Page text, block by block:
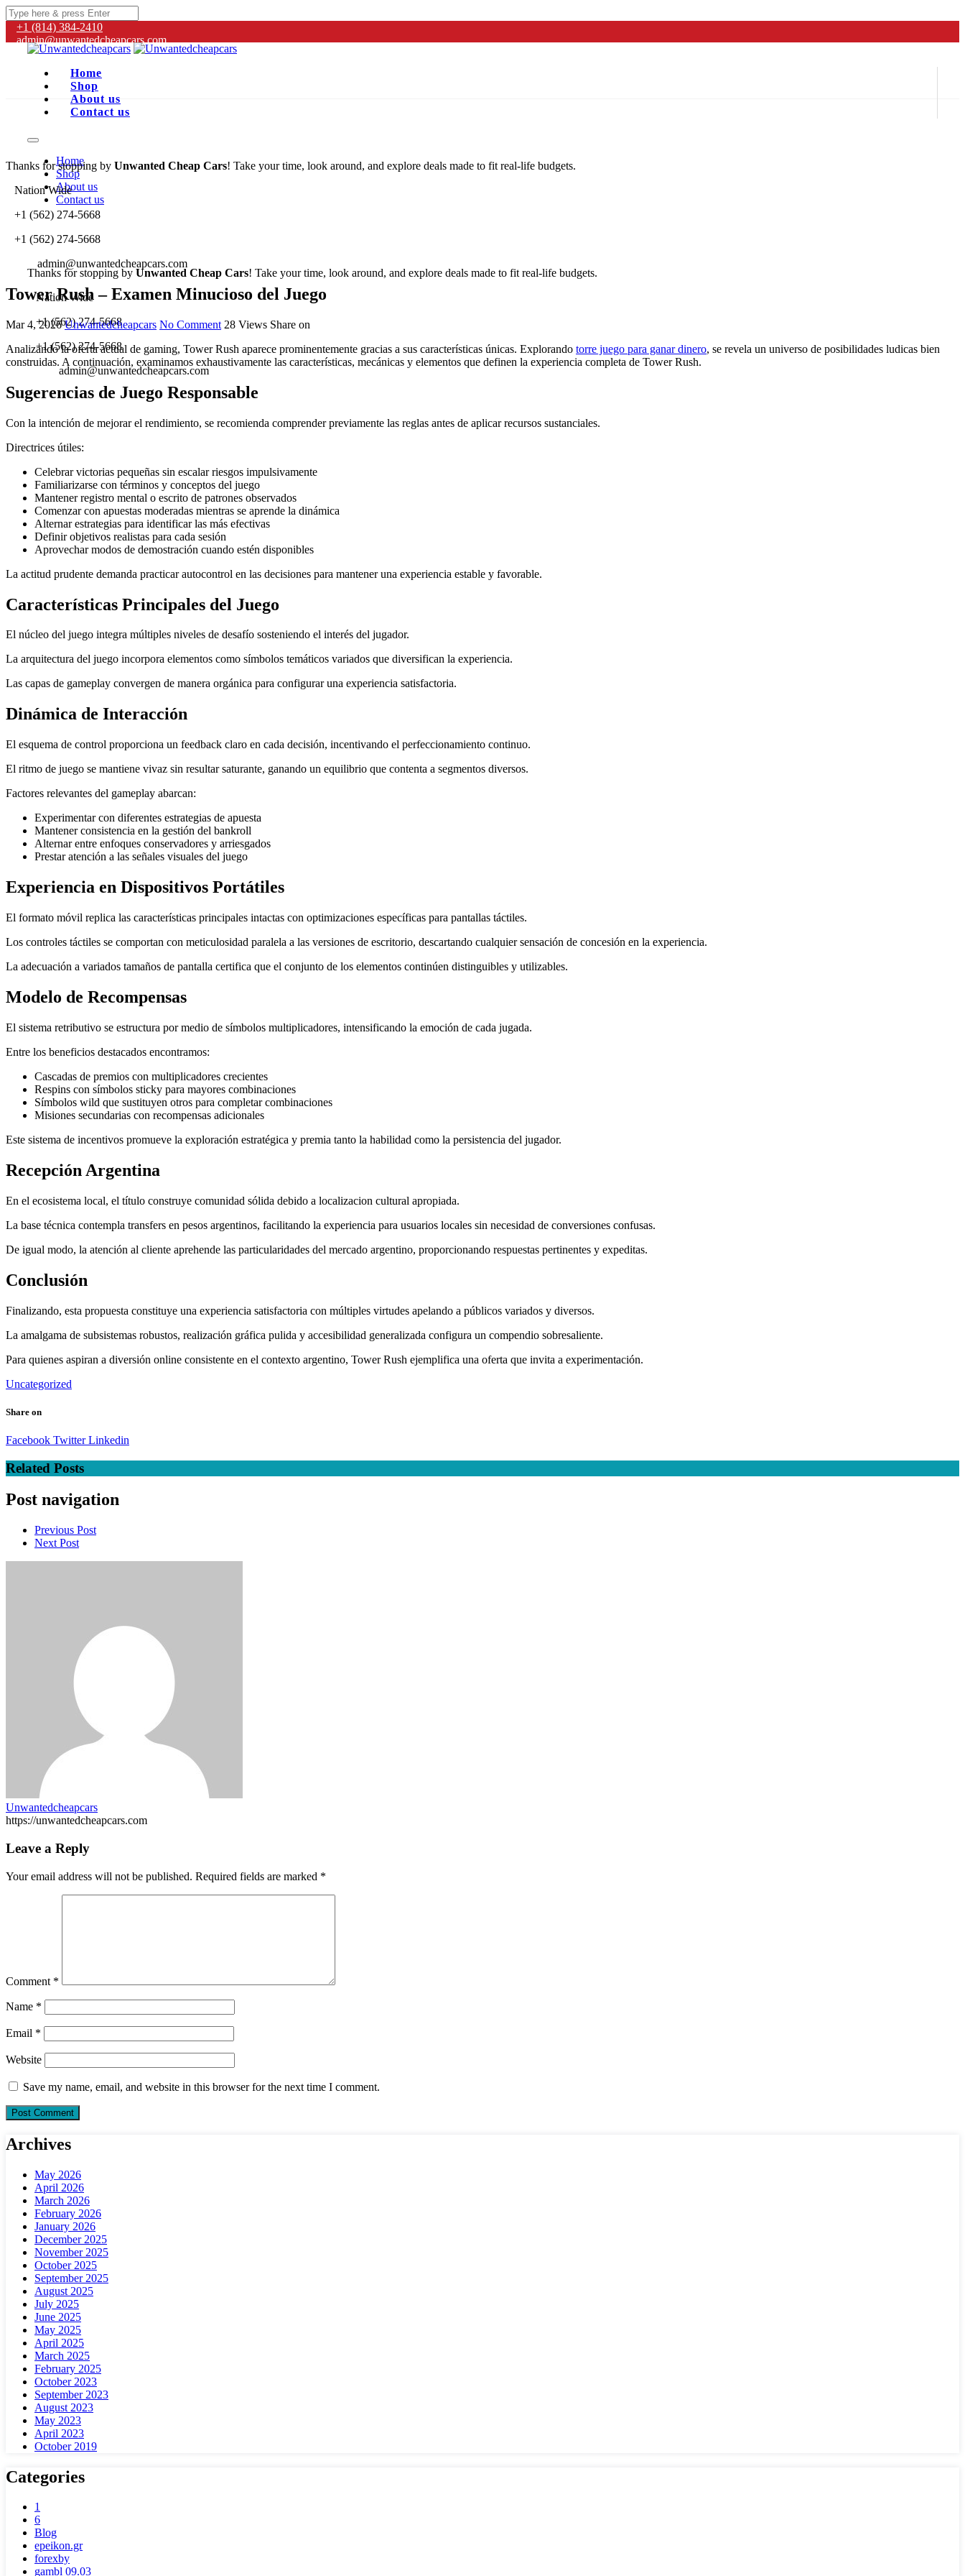
+1 (814) 384‑2410
admin@unwantedcheapcars.com
Home
Shop
About us
Contact us
Home
Shop
About us
Contact us
Thanks for stopping by Unwanted Cheap Cars! Take your time, look around, and explore deals made to fit real-life budgets.
Nation Wide
+1 (562) 274-5668
+1 (562) 274-5668
admin@unwantedcheapcars.com
Thanks for stopping by Unwanted Cheap Cars! Take your time, look around, and explore deals made to fit real-life budgets.
Nation Wide
+1 (562) 274-5668
+1 (562) 274-5668
admin@unwantedcheapcars.com
Tower Rush – Examen Minucioso del Juego
Mar 4, 2026 Unwantedcheapcars No Comment 28 Views Share on
Analizando la oferta actual de gaming, Tower Rush aparece prominentemente gracias a sus características únicas. Explorando torre juego para ganar dinero, se revela un universo de posibilidades ludicas bien
construidas. A continuación, examinamos exhaustivamente las características, mecánicas y elementos que definen la experiencia completa de Tower Rush.
Sugerencias de Juego Responsable
Con la intención de mejorar el rendimiento, se recomienda comprender previamente las reglas antes de aplicar recursos sustanciales.
Directrices útiles:
Celebrar victorias pequeñas sin escalar riesgos impulsivamente
Familiarizarse con términos y conceptos del juego
Mantener registro mental o escrito de patrones observados
Comenzar con apuestas moderadas mientras se aprende la dinámica
Alternar estrategias para identificar las más efectivas
Definir objetivos realistas para cada sesión
Aprovechar modos de demostración cuando estén disponibles
La actitud prudente demanda practicar autocontrol en las decisiones para mantener una experiencia estable y favorable.
Características Principales del Juego
El núcleo del juego integra múltiples niveles de desafío sosteniendo el interés del jugador.
La arquitectura del juego incorpora elementos como símbolos temáticos variados que diversifican la experiencia.
Las capas de gameplay convergen de manera orgánica para configurar una experiencia satisfactoria.
Dinámica de Interacción
El esquema de control proporciona un feedback claro en cada decisión, incentivando el perfeccionamiento continuo.
El ritmo de juego se mantiene vivaz sin resultar saturante, ganando un equilibrio que contenta a segmentos diversos.
Factores relevantes del gameplay abarcan:
Experimentar con diferentes estrategias de apuesta
Mantener consistencia en la gestión del bankroll
Alternar entre enfoques conservadores y arriesgados
Prestar atención a las señales visuales del juego
Experiencia en Dispositivos Portátiles
El formato móvil replica las características principales intactas con optimizaciones específicas para pantallas táctiles.
Los controles táctiles se comportan con meticulosidad paralela a las versiones de escritorio, descartando cualquier sensación de concesión en la experiencia.
La adecuación a variados tamaños de pantalla certifica que el conjunto de los elementos continúen distinguibles y utilizables.
Modelo de Recompensas
El sistema retributivo se estructura por medio de símbolos multiplicadores, intensificando la emoción de cada jugada.
Entre los beneficios destacados encontramos:
Cascadas de premios con multiplicadores crecientes
Respins con símbolos sticky para mayores combinaciones
Símbolos wild que sustituyen otros para completar combinaciones
Misiones secundarias con recompensas adicionales
Este sistema de incentivos promueve la exploración estratégica y premia tanto la habilidad como la persistencia del jugador.
Recepción Argentina
En el ecosistema local, el título construye comunidad sólida debido a localizacion cultural apropiada.
La base técnica contempla transfers en pesos argentinos, facilitando la experiencia para usuarios locales sin necesidad de conversiones confusas.
De igual modo, la atención al cliente aprehende las particularidades del mercado argentino, proporcionando respuestas pertinentes y expeditas.
Conclusión
Finalizando, esta propuesta constituye una experiencia satisfactoria con múltiples virtudes apelando a públicos variados y diversos.
La amalgama de subsistemas robustos, realización gráfica pulida y accesibilidad generalizada configura un compendio sobresaliente.
Para quienes aspiran a diversión online consistente en el contexto argentino, Tower Rush ejemplifica una oferta que invita a experimentación.
Uncategorized
Share on
Facebook TwitterLinkedin
Related Posts
Post navigation
Previous Post
Next Post
Unwantedcheapcars
https://unwantedcheapcars.com
Leave a Reply
Your email address will not be published. Required fields are marked *
Comment *
Name *
Email *
Website
Save my name, email, and website in this browser for the next time I comment.
Archives
May 2026
April 2026
March 2026
February 2026
January 2026
December 2025
November 2025
October 2025
September 2025
August 2025
July 2025
June 2025
May 2025
April 2025
March 2025
February 2025
October 2023
September 2023
August 2023
May 2023
April 2023
October 2019
Categories
1
6
Blog
epeikon.gr
forexby
gambl 09.03